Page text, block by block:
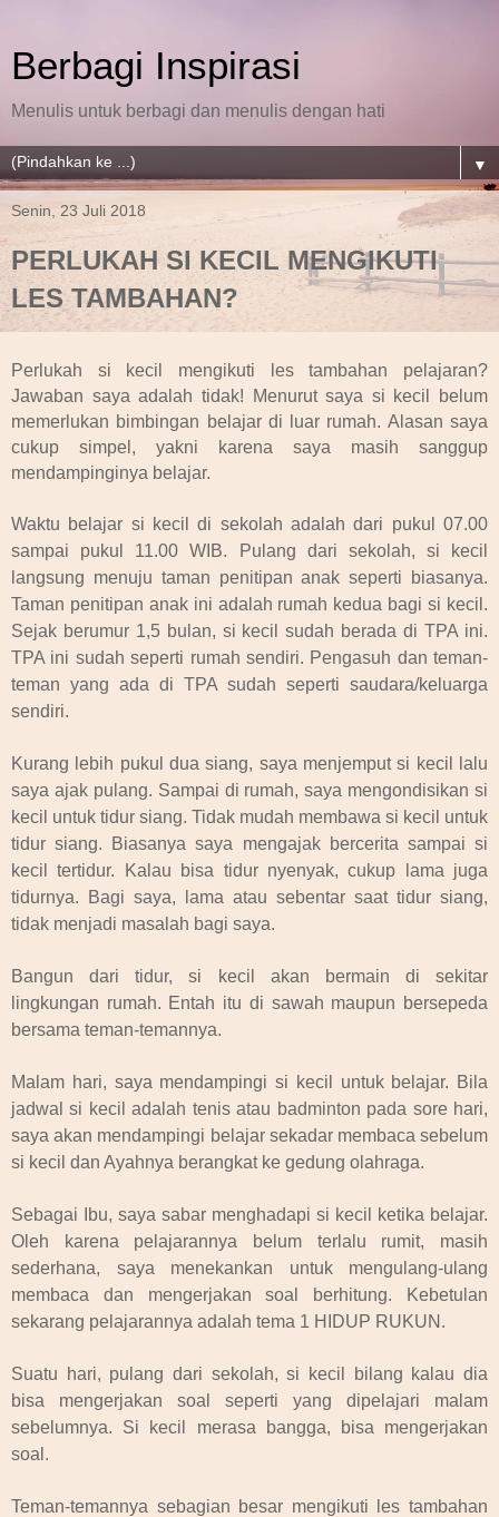
Berbagi Inspirasi
Menulis untuk berbagi dan menulis dengan hati
▼
Senin, 23 Juli 2018
PERLUKAH SI KECIL MENGIKUTI
LES TAMBAHAN?
Perlukah si kecil mengikuti les tambahan pelajaran?
Jawaban saya adalah tidak! Menurut saya si kecil belum
memerlukan bimbingan belajar di luar rumah. Alasan saya
cukup simpel, yakni karena saya masih sanggup
mendampinginya belajar.
Waktu belajar si kecil di sekolah adalah dari pukul 07.00
sampai pukul 11.00 WIB. Pulang dari sekolah, si kecil
langsung menuju taman penitipan anak seperti biasanya.
Taman penitipan anak ini adalah rumah kedua bagi si kecil.
Sejak berumur 1,5 bulan, si kecil sudah berada di TPA ini.
TPA ini sudah seperti rumah sendiri. Pengasuh dan teman-
teman yang ada di TPA sudah seperti saudara/keluarga
sendiri.
Kurang lebih pukul dua siang, saya menjemput si kecil lalu
saya ajak pulang. Sampai di rumah, saya mengondisikan si
kecil untuk tidur siang. Tidak mudah membawa si kecil untuk
tidur siang. Biasanya saya mengajak bercerita sampai si
kecil tertidur. Kalau bisa tidur nyenyak, cukup lama juga
tidurnya. Bagi saya, lama atau sebentar saat tidur siang,
tidak menjadi masalah bagi saya.
Bangun dari tidur, si kecil akan bermain di sekitar
lingkungan rumah. Entah itu di sawah maupun bersepeda
bersama teman-temannya.
Malam hari, saya mendampingi si kecil untuk belajar. Bila
jadwal si kecil adalah tenis atau badminton pada sore hari,
saya akan mendampingi belajar sekadar membaca sebelum
si kecil dan Ayahnya berangkat ke gedung olahraga.
Sebagai Ibu, saya sabar menghadapi si kecil ketika belajar.
Oleh karena pelajarannya belum terlalu rumit, masih
sederhana, saya menekankan untuk mengulang-ulang
membaca dan mengerjakan soal berhitung. Kebetulan
sekarang pelajarannya adalah tema 1 HIDUP RUKUN.
Suatu hari, pulang dari sekolah, si kecil bilang kalau dia
bisa mengerjakan soal seperti yang dipelajari malam
sebelumnya. Si kecil merasa bangga, bisa mengerjakan
soal.
Teman-temannya sebagian besar mengikuti les tambahan